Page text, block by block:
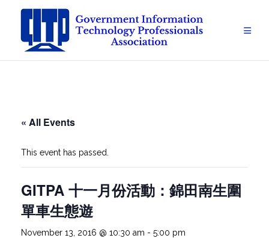
content
« All Events
This event has passed.
GITPA 十一月份活動：錦田南生圍
單車生態遊
November 13, 2016 @ 10:30 am - 5:00 pm